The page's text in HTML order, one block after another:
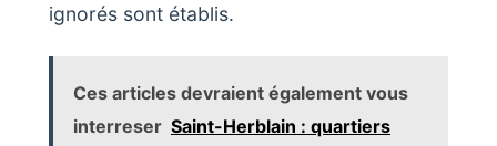
ignorés sont établis.
Ces articles devraient également vous
interreser Saint-Herblain : quartiers